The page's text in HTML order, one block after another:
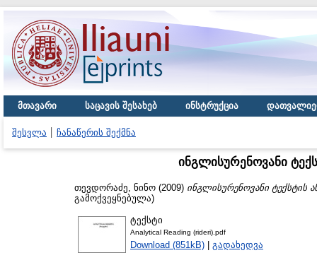
მთავარი საცავის შესახებ ინსტრუქცია
შესვლა ჩანაწერის შექმნა
ინგლისურენოვანი
თევდორაძე, ნინო (2009) ინგლისურენოვანი ტექსტის
გამოქვეყნებულა)
ტექსტი
Analytical Reading (rideri).pdf
Download (851kB) | გადახედვა